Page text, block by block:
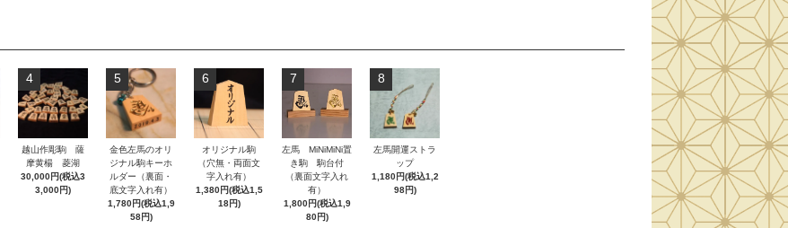
4
越山作彫駒 薩
摩黄楊 菱湖
30,000円(税込3
3,000円)
5
金色左馬のオリ
ジナル駒キーホ
ルダー（裏面・
底文字入れ有）
1,780円(税込1,9
58円)
6
オリジナル駒
（穴無・両面文
字入れ有）
1,380円(税込1,5
18円)
7
左馬 MiNiMiNi置
き駒 駒台付
（裏面文字入れ
有）
1,800円(税込1,9
80円)
8
左馬開運ストラ
ップ
1,180円(税込1,2
98円)